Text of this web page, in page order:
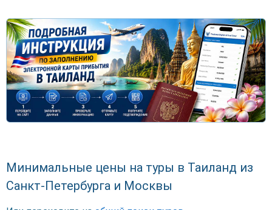
Минимальные цены на туры в Таиланд из
Санкт-Петербурга и Москвы